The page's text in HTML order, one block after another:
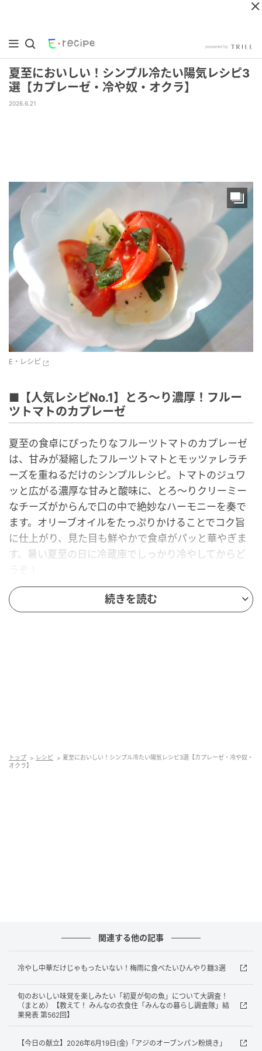
夏至においしい！シンプル冷たい陽気レシピ3
選【カプレーゼ・冷や奴・オクラ】
2026.6.21
E・レシピ
■【人気レシピNo.1】とろ〜り濃厚！フルー
ツトマトのカプレーゼ
夏至の食卓にぴったりなフルーツトマトのカプレーゼ
は、甘みが凝縮したフルーツトマトとモッツァレラチ
ーズを重ねるだけのシンプルレシピ。トマトのジュワ
ッと広がる濃厚な甘みと酸味に、とろ〜りクリーミー
なチーズがからんで口の中で絶妙なハーモニーを奏で
ます。オリーブオイルをたっぷりかけることでコク旨
に仕上がり、見た目も鮮やかで食卓がパッと華やぎま
す。暑い夏至の日に冷蔵庫でしっかり冷やしてからど
フルーツトマトのカプレーゼ
粗びき黒コショウ 適量
【下準備】
続きを読む
トップ レシピ
夏至においしい！シンプル冷たい陽気レシピ3選【カプレーゼ・冷や奴・
オクラ】
関連する他の記事
冷やし中華だけじゃもったいない！梅雨に食べたいひんやり麺3選
旬のおいしい味覚を楽しみたい「初夏が旬の魚」について大調査！
（まとめ）【教えて！ みんなの衣食住「みんなの暮らし調査隊」結
果発表 第562回】
【今日の献立】2026年6月19日(金)「アジのオーブンパン粉焼き」